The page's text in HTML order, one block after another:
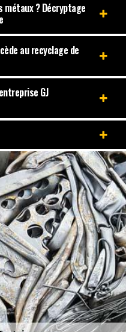
métaux ? Décryptage
au recyclage de
GJ